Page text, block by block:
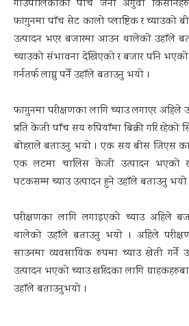
गाउँपालिकाका पाँच जना अगुवा
फागुनमा पाँच सेट कालो प्लाष्टिक र च्याउको
उत्पादन भएर बजारमा आउन थालेको उहाँले
च्याउको संभावना देखिएको र बजार पनि
गर्नतर्फ लाग्नु पर्ने उहाँले बताउनु भयो ।
फागुनमा परीक्षणका लागि च्याउ लगाएर अहिले
प्रति केजी पाँच सय रुपियाँमा बिक्री गरि रहेको
बोहराले बताउनु भयो । एक सय बीस जिएस
एक लटमा चालिस केजी उत्पादन भएको
पटकसम्म च्याउ उत्पादन हुने उहाँले बताउनु भयो
परीक्षणका लागि लगाइएको च्याउ अहिले
थालेको उहाँले बताउनु भयो । अहिले
साउनमा व्यवसायिक रुपमा च्याउ खेती
उत्पादन भएको च्याउ खरिदका लागि
उहाँले बताउनुभयो ।